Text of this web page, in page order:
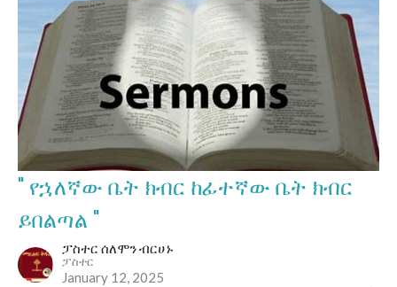
" የኋለኛው ቤት ክብር ከፊተኛው ቤት ክብር
ይበልጣል "
ፓስተር ሰለሞን ብርሀኑ
ፓስተር
January 12, 2025